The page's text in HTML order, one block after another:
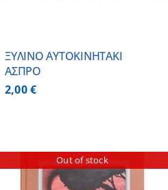
ΞΥΛΙΝΟ AYTOKINHTAKI
ΑΣΠΡΟ
2,00€
Out of stock